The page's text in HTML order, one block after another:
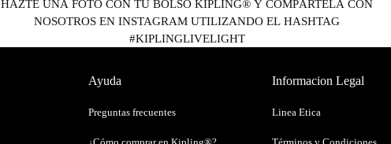
HAZTE UNA FOTO CON TU BOLSO KIPLING® Y COMPÁRTELA CON
NOSOTROS EN INSTAGRAM UTILIZANDO EL HASHTAG
#KIPLINGLIVELIGHT
Ayuda
Preguntas frecuentes
Informacion Legal
Linea Etica